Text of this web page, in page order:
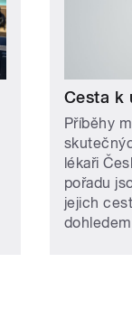
Cesta k
Příběhy
lékaři
pořadu
jejich